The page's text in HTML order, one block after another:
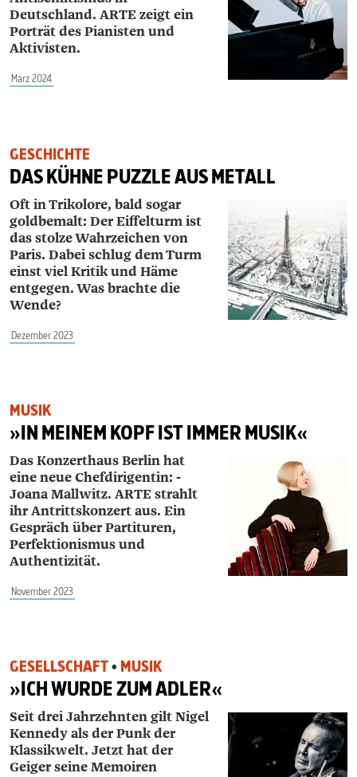
Deutschland. ARTE zeigt ein
Porträt des Pianisten und
Aktivisten.
März 2024
GESCHICHTE
DAS KÜHNE PUZZLE AUS METALL
Oft in Trikolore, bald sogar
goldbemalt: Der Eiffelturm ist
das stolze Wahrzeichen von
Paris. Dabei schlug dem Turm
einst viel Kritik und Häme
entgegen. Was brachte die
Wende?
Dezember 2023
MUSIK
»IN MEINEM KOPF IST IMMER MUSIK«
Das Konzerthaus Berlin hat
eine neue Chefdirigentin: ­
Joana ­Mallwitz. ARTE strahlt
ihr Antrittskonzert aus. Ein
Gespräch über Partituren,
Perfektionismus und
Authentizität.
November 2023
GESELLSCHAFT• MUSIK
»ICH WURDE ZUM ADLER«
Seit drei Jahrzehnten gilt Nigel
Kennedy als der Punk der
Klassikwelt. Jetzt hat der
Geiger seine Memoiren